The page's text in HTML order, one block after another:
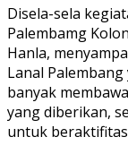
Disela-sela
Palembamg
Hanla,
Lanal
banyak
yang diberikan,
untuk